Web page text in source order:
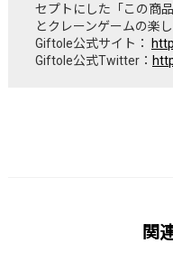
セプトにした「この商
とクレーンゲームの楽
Giftole公式サイト：
Giftole公式Twitter：
関